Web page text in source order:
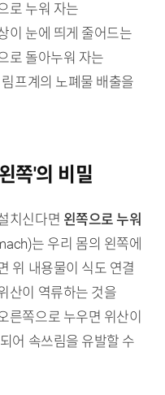
로 누워 자는
이 눈에 띄게 줄어드는
로 돌아누워 자는
프계의 노폐물 배출을
쪽'의 비밀
치신다면 왼쪽으로 누워
는 우리 몸의 왼쪽에
위 내용물이 식도 연결
산이 역류하는 것을
른쪽으로 누우면 위산이
어 속쓰림을 유발할 수